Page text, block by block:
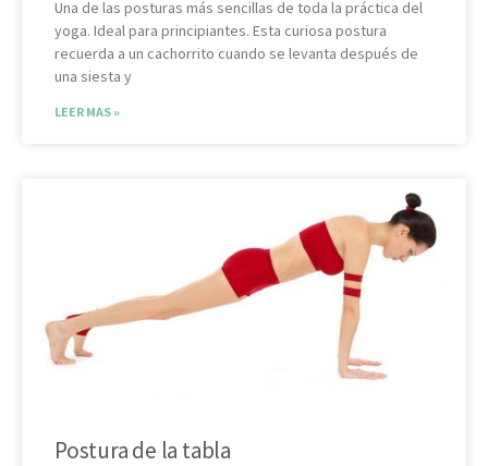
Una de las posturas más sencillas de toda la práctica del
yoga. Ideal para principiantes. Esta curiosa postura
recuerda a un cachorrito cuando se levanta después de
una siesta y
LEER MAS »
Postura de la tabla